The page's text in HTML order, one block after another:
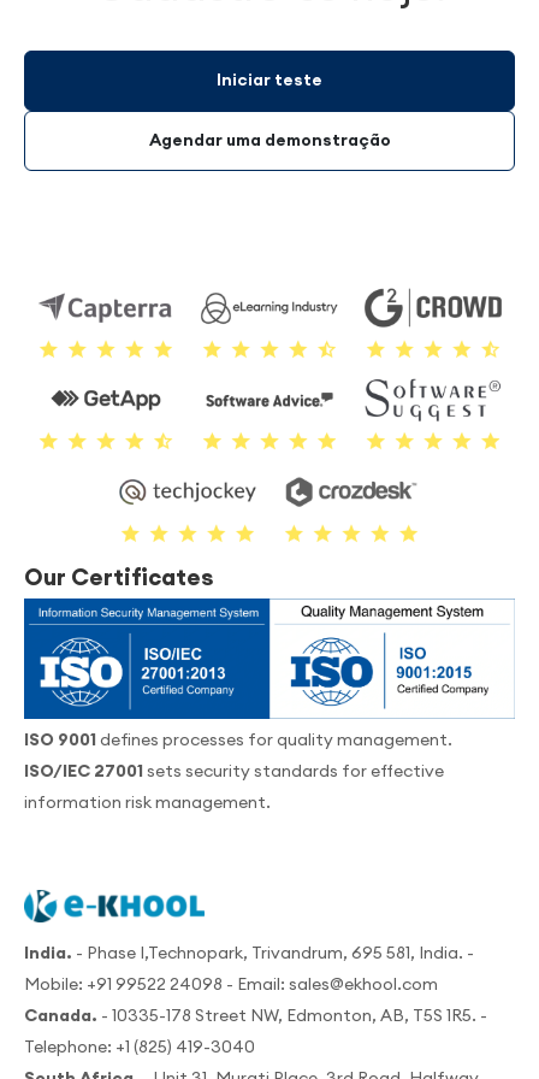
Iniciar teste
Agendar uma demonstração
Our Certificates
ISO 9001 defines processes for quality management.
ISO/IEC 27001 sets security standards for effective
information risk management.
India. - Phase I,Technopark, Trivandrum, 695 581, India. -
Mobile: +91 99522 24098 - Email: sales@ekhool.com
Canada. - 10335-178 Street NW, Edmonton, AB, T5S 1R5. -
Telephone: +1 (825) 419-3040